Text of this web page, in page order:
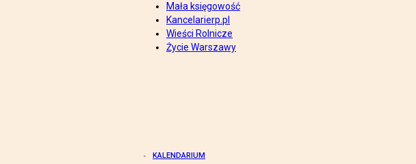
Mała księgowość
Kancelarierp.pl
Wieści Rolnicze
Życie Warszawy
KALENDARIUM